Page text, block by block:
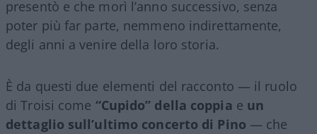
presentò e che morì l’anno successivo, senza
poter più far parte, nemmeno indirettamente,
degli anni a venire della loro storia.
È da questi due elementi del racconto — il ruolo
di Troisi come “Cupido” della coppia e un
dettaglio sull’ultimo concerto di Pino — che